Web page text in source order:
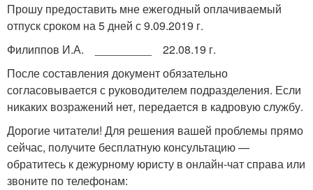
Прошу предоставить мне ежегодный оплачиваемый
отпуск сроком на 5 дней с 9.09.2019 г.
Филиппов И.А. _________ 22.08.19 г.
После составления документ обязательно
согласовывается с руководителем подразделения. Если
никаких возражений нет, передается в кадровую службу.
Дорогие читатели! Для решения вашей проблемы прямо
сейчас, получите бесплатную консультацию —
обратитесь к дежурному юристу в онлайн-чат справа или
звоните по телефонам: